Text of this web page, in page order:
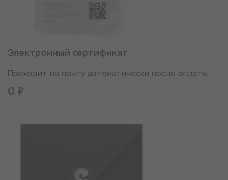
Электронный сертификат
Приходит на почту автоматически после оплаты
0 ₽